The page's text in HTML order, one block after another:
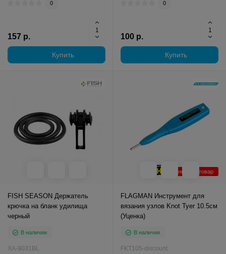
0
157 р.
Купить
0
100 р.
Купить
FISH SEASON Держатель
крючка на бланк удилища
черный
В наличии
XA-9031BL
Уцененный товар
FLAGMAN Инструмент для
вязания узлов Knot Tyer 10.5см
(Уценка)
В наличии
FKT105-discount